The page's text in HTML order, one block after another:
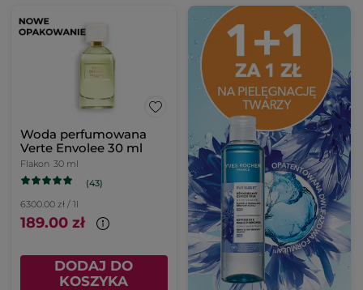
Woda perfumowana
Verte Envolee 30 ml
Flakon 30 ml
(43)
6300.00 zł / 1l
189.00 zł
DODAJ DO
KOSZYKA